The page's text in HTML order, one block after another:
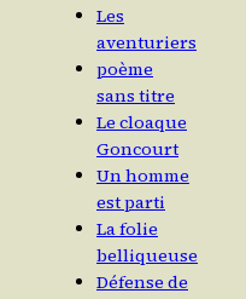
Les
aventuriers
poème
sans titre
Le cloaque
Goncourt
Un homme
est parti
La folie
belliqueuse
Défense de